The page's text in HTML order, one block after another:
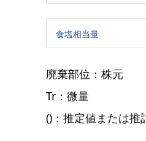
食塩相当量
廃棄部位：株元
Tr：微量
()：推定値または推